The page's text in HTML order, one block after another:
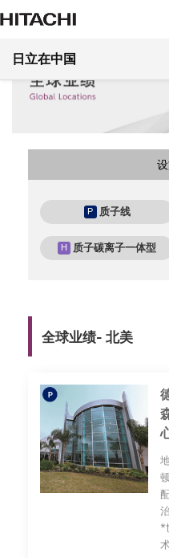
日立在中国
产品及解决方案
数字系统及服务
能源
轨道交通
医疗健康
楼宇系统
关于日立
关于日立
日立中国
洞察
洞察
可持续发展
社会
可持续发展报告
新闻中心
日立在中国·e通讯
中文
首页 产品&服务
P 质子线
H 质子碳离子一体型
全球业绩- 北美
*